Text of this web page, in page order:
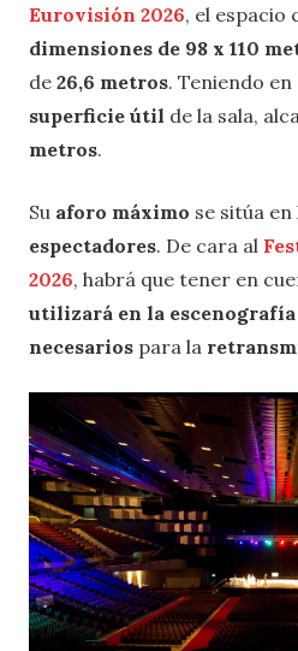
Eurovisión 2026, el espacio
dimensiones de 98 x 110
de 26,6 metros. Teniendo
superficie útil de la sala,
metros.
Su aforo máximo se sitúa en
espectadores. De cara al
2026, habrá que tener en
utilizará en la escenografía
necesarios para la